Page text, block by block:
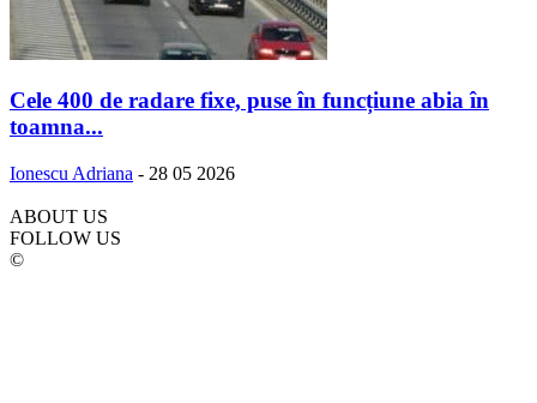
Cele 400 de radare fixe, puse în funcțiune abia în
toamna...
Ionescu Adriana - 28 05 2026
ABOUT US
FOLLOW US
©